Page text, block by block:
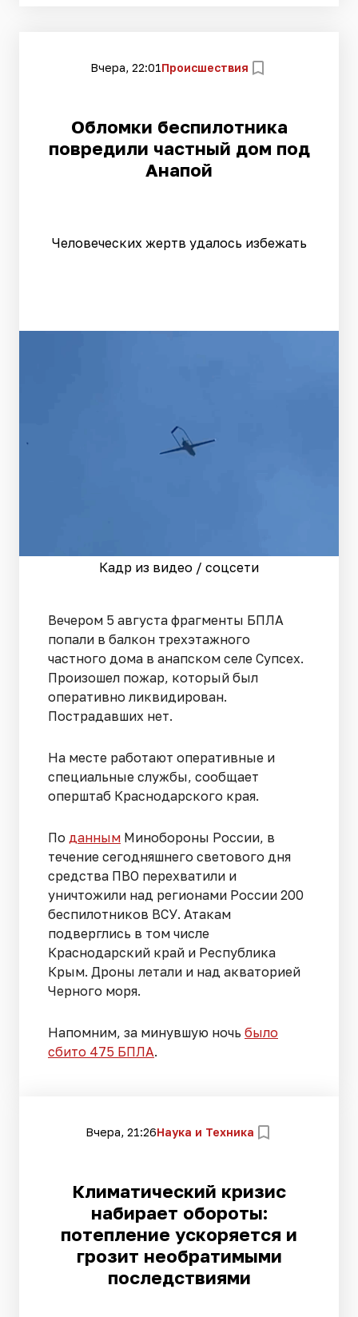
Вчера, 22:01Происшествия
Обломки беспилотника
повредили частный дом под
Анапой
Человеческих жертв удалось избежать
Кадр из видео / соцсети
Вечером 5 августа фрагменты БПЛА
попали в балкон трехэтажного
частного дома в анапском селе Супсех.
Произошел пожар, который был
оперативно ликвидирован.
Пострадавших нет.
На месте работают оперативные и
специальные службы, сообщает
оперштаб Краснодарского края.
По данным Минобороны России, в
течение сегодняшнего светового дня
средства ПВО перехватили и
уничтожили над регионами России 200
беспилотников ВСУ. Атакам
подверглись в том числе
Краснодарский край и Республика
Крым. Дроны летали и над акваторией
Черного моря.
Напомним, за минувшую ночь было
сбито 475 БПЛА.
Вчера, 21:26Наука и Техника
Климатический кризис
набирает обороты:
потепление ускоряется и
грозит необратимыми
последствиями